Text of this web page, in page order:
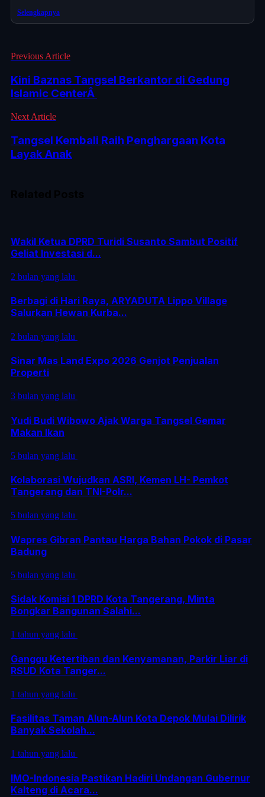
Selengkapnya
Previous Article
Kini Baznas Tangsel Berkantor di Gedung
Islamic CenterÂ
Next Article
Tangsel Kembali Raih Penghargaan Kota
Layak Anak
Wakil Ketua DPRD Turidi Susanto Sambut Positif
Geliat Investasi d...
2 bulan yang lalu
Berbagi di Hari Raya, ARYADUTA Lippo Village
Salurkan Hewan Kurba...
2 bulan yang lalu
Sinar Mas Land Expo 2026 Genjot Penjualan
Properti
3 bulan yang lalu
Yudi Budi Wibowo Ajak Warga Tangsel Gemar
Makan Ikan
5 bulan yang lalu
Kolaborasi Wujudkan ASRI, Kemen LH- Pemkot
Tangerang dan TNI-Polr...
5 bulan yang lalu
Wapres Gibran Pantau Harga Bahan Pokok di Pasar
Badung
5 bulan yang lalu
Sidak Komisi 1 DPRD Kota Tangerang, Minta
Bongkar Bangunan Salahi...
1 tahun yang lalu
Ganggu Ketertiban dan Kenyamanan, Parkir Liar di
RSUD Kota Tanger...
1 tahun yang lalu
Fasilitas Taman Alun-Alun Kota Depok Mulai Dilirik
Banyak Sekolah...
1 tahun yang lalu
IMO-Indonesia Pastikan Hadiri Undangan Gubernur
Kalteng di Acara...